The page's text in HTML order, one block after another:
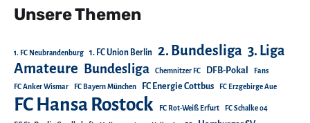
Unsere Themen
1. FC Neubrandenburg 1. FC Union Berlin 2. Bundesliga 3. Liga
Amateure Bundesliga Chemnitzer FC DFB-Pokal Fans
FC Anker Wismar FC Bayern München FC Energie Cottbus FC Erzgebirge Aue
FC Hansa Rostock FC Rot-Weiß Erfurt FC Schalke 04